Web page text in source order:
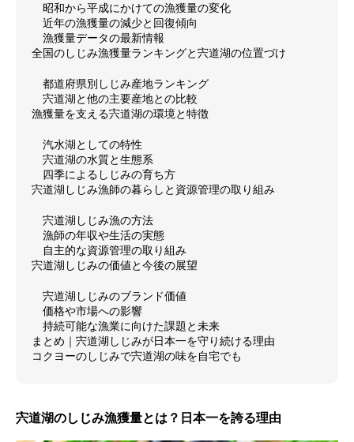
昭和から平成にかけての漁獲量の変化
近年の漁獲量の減少と回復傾向
漁獲量データの最新情報
全国のしじみ漁獲量ランキングと宍道湖の位置づけ
都道府県別しじみ産地ランキング
宍道湖と他の主要産地との比較
漁獲量を支える宍道湖の環境と特徴
汽水湖としての特性
宍道湖の水質と生態系
四季によるしじみの育ち方
宍道湖しじみ漁師の暮らしと資源管理の取り組み
宍道湖しじみ漁の方法
漁師の年収や生活の実態
自主的な資源管理の取り組み
宍道湖しじみの価値と今後の展望
宍道湖しじみのブランド価値
価格や市場への影響
持続可能な漁業に向けた課題と未来
まとめ｜宍道湖しじみが日本一を守り続ける理由
コクヨーのしじみで宍道湖の味を自宅でも
宍道湖のしじみ漁獲量とは？日本一を誇る理由